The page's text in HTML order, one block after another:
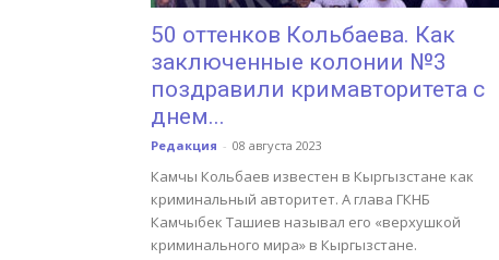
50 оттенков Кольбаева. Как
заключенные колонии №3
поздравили кримавторитета с
днем...
Редакция - 08 августа 2023
Камчы Кольбаев известен в Кыргызстане как
криминальный авторитет. А глава ГКНБ
Камчыбек Ташиев называл его «верхушкой
криминального мира» в Кыргызстане.